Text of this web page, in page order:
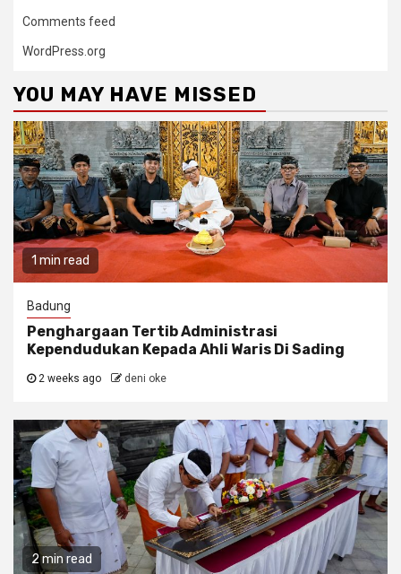
Comments feed
WordPress.org
YOU MAY HAVE MISSED
1 min read
Badung
Penghargaan Tertib Administrasi
Kependudukan Kepada Ahli Waris Di Sading
2 weeks ago deni oke
2 min read